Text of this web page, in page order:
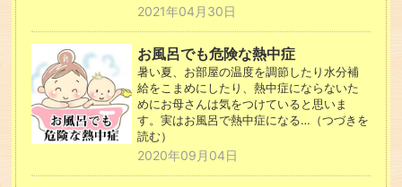
2021年04月30日
お風呂でも危険な熱中症
暑い夏、お部屋の温度を調節したり水分補
給をこまめにしたり、熱中症にならないた
めにお母さんは気をつけていると思いま
す。実はお風呂で熱中症になる…（つづきを
読む）
2020年09月04日